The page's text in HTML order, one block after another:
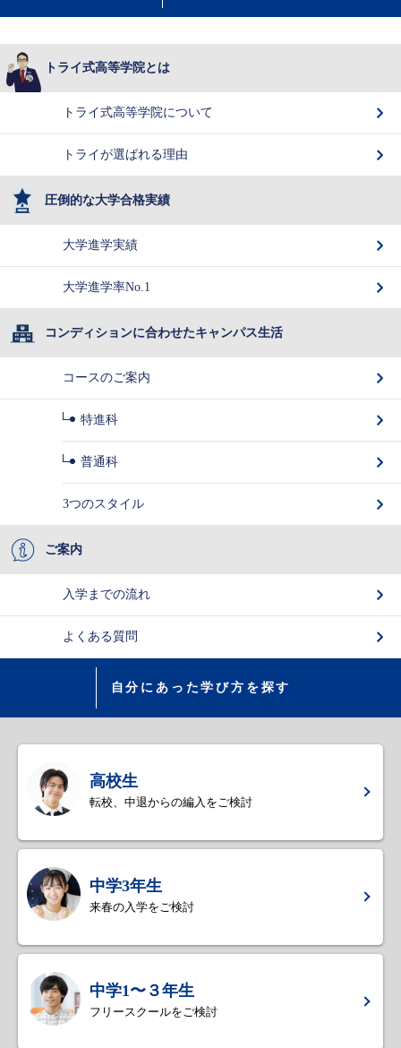
トライ式高等学院とは
トライ式高等学院について
トライが選ばれる理由
圧倒的な大学合格実績
大学進学実績
大学進学率No.1
コンディションに合わせたキャンパス生活
コースのご案内
特進科
普通科
3つのスタイル
ご案内
入学までの流れ
よくある質問
自分にあった学び方を探す
高校生
転校、中退からの編入をご検討
中学3年生
来春の入学をご検討
中学1〜３年生
フリースクールをご検討